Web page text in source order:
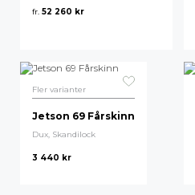
fr. 52 260 kr
Fler varianter
Jetson 69 Fårskinn
Dux, Skandilock
3 440 kr